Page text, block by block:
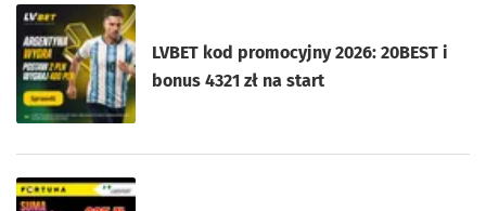
LVBET kod promocyjny 2026: 20BEST i
bonus 4321 zł na start